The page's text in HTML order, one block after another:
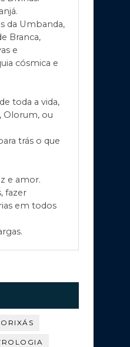
da Umbanda,
Branca,
e
cósmica e
toda a vida,
Olorum, ou
trás o que
e amor.
fazer
em todos
ORIXÁS